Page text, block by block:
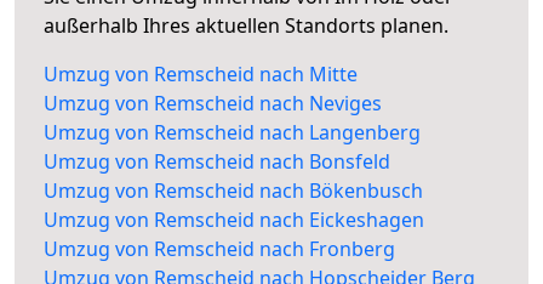
außerhalb Ihres aktuellen Standorts planen.
Umzug von Remscheid nach Mitte
Umzug von Remscheid nach Neviges
Umzug von Remscheid nach Langenberg
Umzug von Remscheid nach Bonsfeld
Umzug von Remscheid nach Bökenbusch
Umzug von Remscheid nach Eickeshagen
Umzug von Remscheid nach Fronberg
Umzug von Remscheid nach Hopscheider Berg